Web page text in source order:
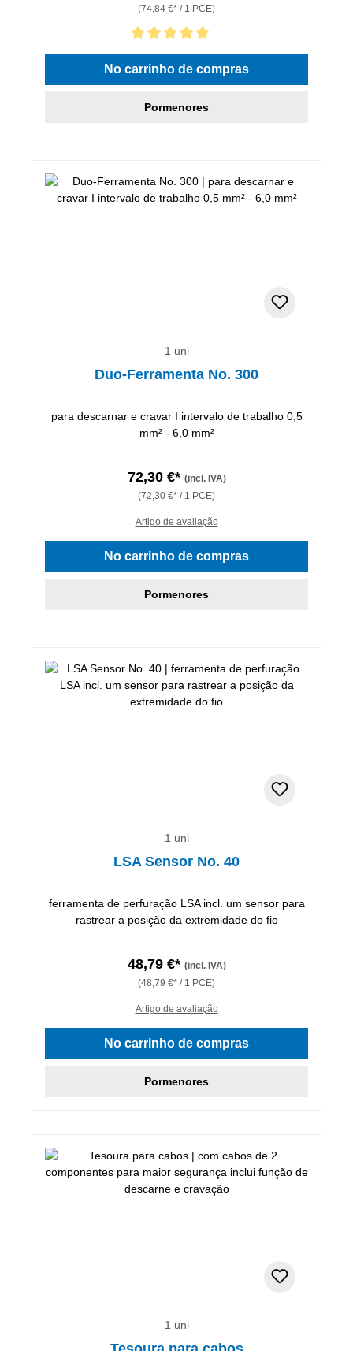
(74,84 €* / 1 PCE)
Classificação média de 5 de 5 estrelas
No carrinho de compras
Pormenores
1 uni
Duo-Ferramenta No. 300
para descarnar e cravar I intervalo de trabalho 0,5
mm² - 6,0 mm²
72,30 €* (incl. IVA)
(72,30 €* / 1 PCE)
Artigo de avaliação
No carrinho de compras
Pormenores
1 uni
LSA Sensor No. 40
ferramenta de perfuração LSA incl. um sensor para
rastrear a posição da extremidade do fio
48,79 €* (incl. IVA)
(48,79 €* / 1 PCE)
Artigo de avaliação
No carrinho de compras
Pormenores
1 uni